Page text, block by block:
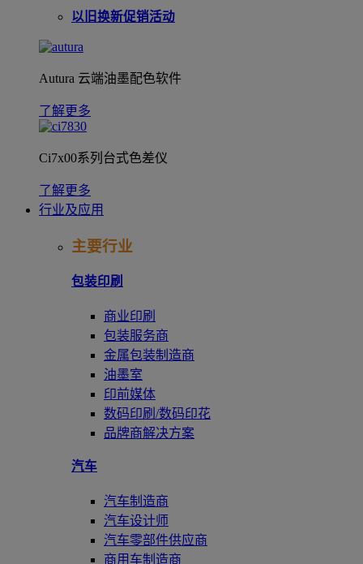
以旧换新促销活动
Autura 云端油墨配色软件
了解更多
Ci7x00系列台式色差仪
了解更多
行业及应用
主要行业
包装印刷
商业印刷
包装服务商
金属包装制造商
油墨室
印前媒体
数码印刷/数码印花
品牌商解决方案
汽车
汽车制造商
汽车设计师
汽车零部件供应商
商用车制造商